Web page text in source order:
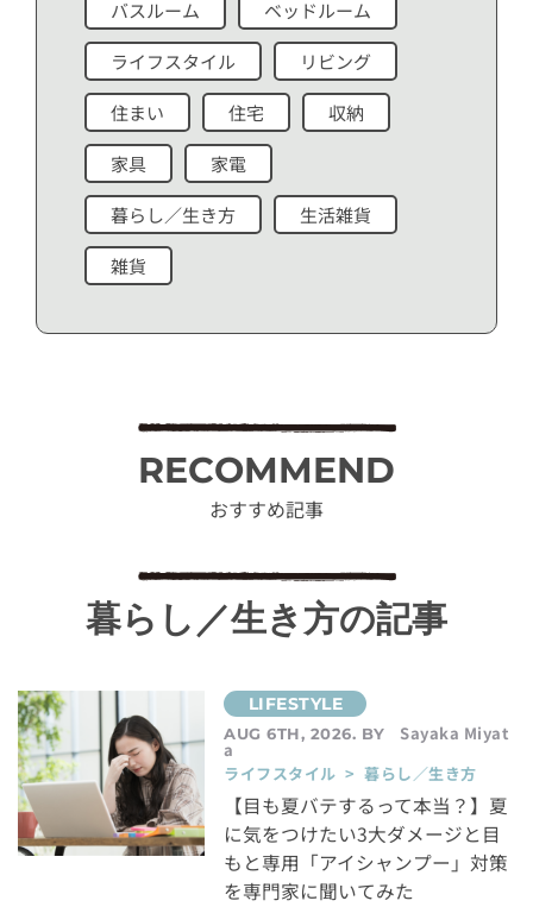
バスルーム ベッドルーム
ライフスタイル リビング
住まい 住宅 収納
家具 家電
暮らし／生き方 生活雑貨
雑貨
RECOMMEND
おすすめ記事
暮らし／生き方の記事
AUG 6TH, 2026. BY Sayaka Miyat
a
ライフスタイル > 暮らし／生き方
【目も夏バテするって本当？】夏
に気をつけたい3大ダメージと目
もと専用「アイシャンプー」対策
を専門家に聞いてみた